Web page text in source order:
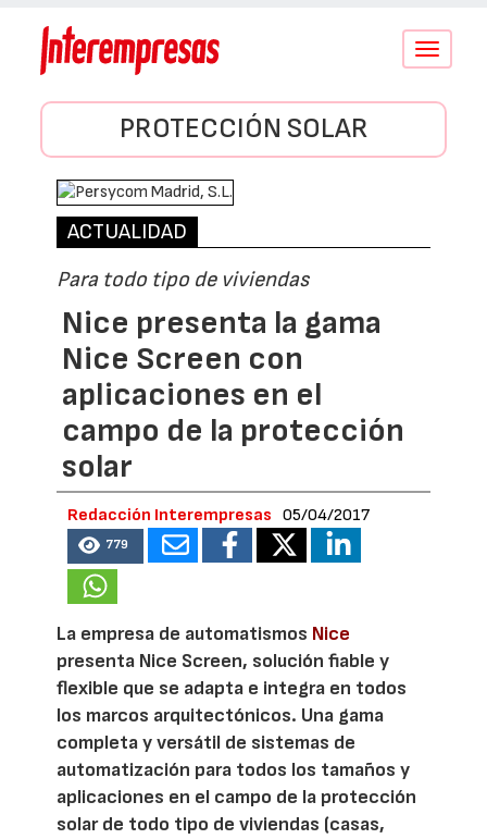
Conmutar
PROTECCIÓN SOLAR
ACTUALIDAD
Para todo tipo de viviendas
Nice presenta la gama
Nice Screen con
aplicaciones en el
campo de la protección
solar
Redacción Interempresas 05/04/2017
779
La empresa de automatismos Nice
presenta Nice Screen, solución fiable y
flexible que se adapta e integra en todos
los marcos arquitectónicos. Una gama
completa y versátil de sistemas de
automatización para todos los tamaños y
aplicaciones en el campo de la protección
solar de todo tipo de viviendas (casas,